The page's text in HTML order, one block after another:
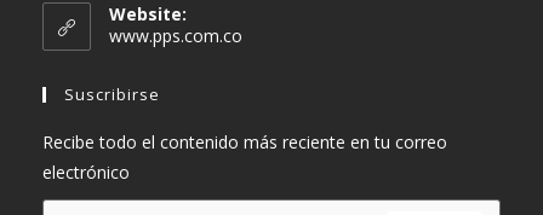
Website:
www.pps.com.co
Suscribirse
Recibe todo el contenido más reciente en tu correo
electrónico